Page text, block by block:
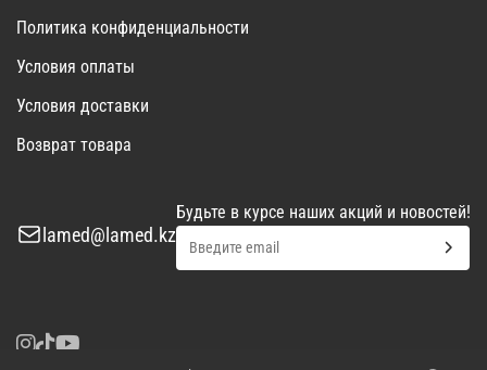
Политика конфиденциальности
Условия оплаты
Условия доставки
Возврат товара
lamed@lamed.kz
Будьте в курсе наших акций и новостей!